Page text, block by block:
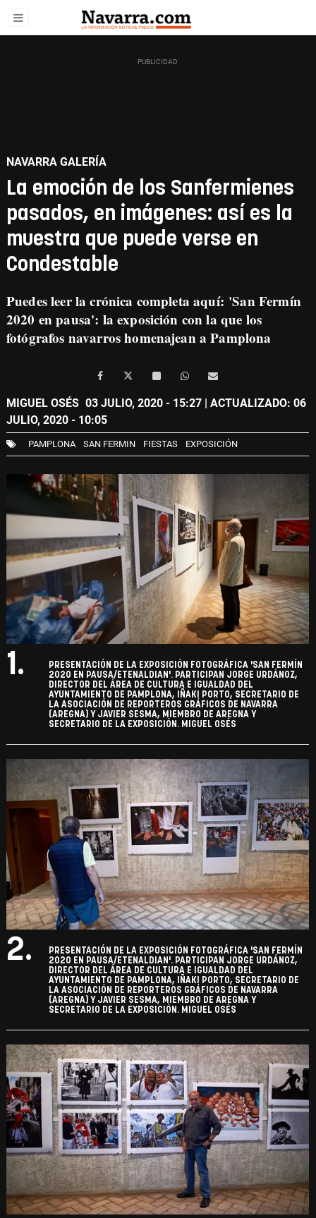
NAVARRA GALERÍA
La emoción de los Sanfermienes
pasados, en imágenes: así es la
muestra que puede verse en
Condestable
Puedes leer la crónica completa aquí: 'San Fermín
2020 en pausa': la exposición con la que los
fotógrafos navarros homenajean a Pamplona
MIGUEL OSÉS 03 JULIO, 2020 - 15:27 | ACTUALIZADO: 06
JULIO, 2020 - 10:05
PAMPLONA SAN FERMIN FIESTAS EXPOSICIÓN
1.
PRESENTACIÓN DE LA EXPOSICIÓN FOTOGRÁFICA 'SAN FERMÍN
2020 EN PAUSA/ETENALDIAN'. PARTICIPAN JORGE URDÁNOZ,
DIRECTOR DEL ÁREA DE CULTURA E IGUALDAD DEL
AYUNTAMIENTO DE PAMPLONA, IÑAKI PORTO, SECRETARIO DE
LA ASOCIACIÓN DE REPORTEROS GRÁFICOS DE NAVARRA
(AREGNA) Y JAVIER SESMA, MIEMBRO DE AREGNA Y
SECRETARIO DE LA EXPOSICIÓN. MIGUEL OSÉS
2.
PRESENTACIÓN DE LA EXPOSICIÓN FOTOGRÁFICA 'SAN FERMÍN
2020 EN PAUSA/ETENALDIAN'. PARTICIPAN JORGE URDÁNOZ,
DIRECTOR DEL ÁREA DE CULTURA E IGUALDAD DEL
AYUNTAMIENTO DE PAMPLONA, IÑAKI PORTO, SECRETARIO DE
LA ASOCIACIÓN DE REPORTEROS GRÁFICOS DE NAVARRA
(AREGNA) Y JAVIER SESMA, MIEMBRO DE AREGNA Y
SECRETARIO DE LA EXPOSICIÓN. MIGUEL OSÉS